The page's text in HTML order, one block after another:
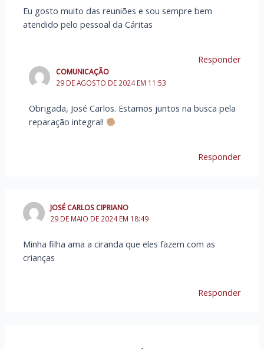
Eu gosto muito das reuniões e sou sempre bem
atendido pelo pessoal da Cáritas
Responder
COMUNICAÇÃO
29 DE AGOSTO DE 2024 EM 11:53
Obrigada, José Carlos. Estamos juntos na busca pela
reparação integral!
Responder
JOSÉ CARLOS CIPRIANO
29 DE MAIO DE 2024 EM 18:49
Minha filha ama a ciranda que eles fazem com as
crianças
Responder